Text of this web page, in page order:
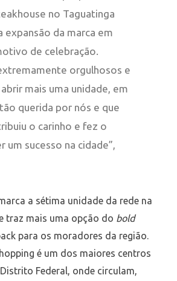
no Taguatinga
expansão da marca em
de celebração.
orgulhosos e
mais uma unidade, em
querida por nós e que
o carinho e fez o
um sucesso na cidade”,
a sétima unidade da rede na
traz mais uma opção do bold
para os moradores da região.
é um dos maiores centros
Federal, onde circulam,